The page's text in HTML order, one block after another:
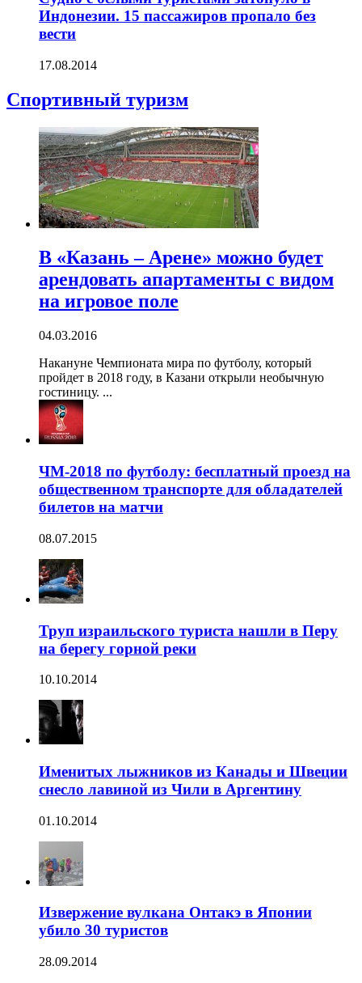
Индонезии. 15 пассажиров пропало без
вести
17.08.2014
Спортивный туризм
В «Казань – Арене» можно будет
арендовать апартаменты с видом
на игровое поле
04.03.2016
Накануне Чемпионата мира по футболу, который
пройдет в 2018 году, в Казани открыли необычную
гостиницу. ...
ЧМ-2018 по футболу: бесплатный проезд на
общественном транспорте для обладателей
билетов на матчи
08.07.2015
Труп израильского туриста нашли в Перу
на берегу горной реки
10.10.2014
Именитых лыжников из Канады и Швеции
снесло лавиной из Чили в Аргентину
01.10.2014
Извержение вулкана Онтакэ в Японии
убило 30 туристов
28.09.2014